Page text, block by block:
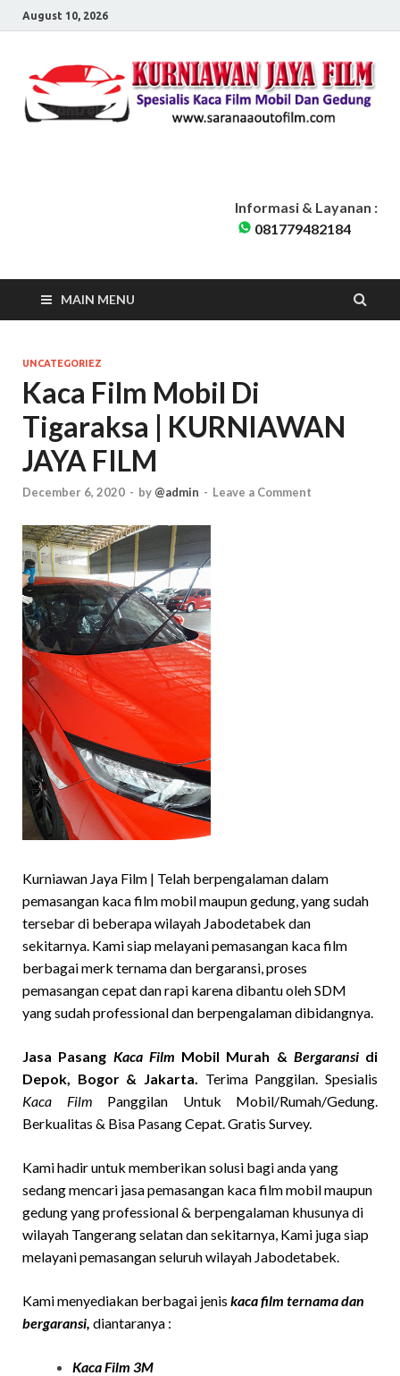
August 10, 2026
Informasi & Layanan :
081779482184
MAIN MENU
UNCATEGORIEZ
Kaca Film Mobil Di
Tigaraksa | KURNIAWAN
JAYA FILM
December 6, 2020 - by @admin - Leave a Comment
Kurniawan Jaya Film | Telah berpengalaman dalam
pemasangan kaca film mobil maupun gedung, yang sudah
tersebar di beberapa wilayah Jabodetabek dan
sekitarnya. Kami siap melayani pemasangan kaca film
berbagai merk ternama dan bergaransi, proses
pemasangan cepat dan rapi karena dibantu oleh SDM
yang sudah professional dan berpengalaman dibidangnya.
Jasa Pasang Kaca Film Mobil Murah & Bergaransidi
Depok, Bogor & Jakarta. Terima Panggilan. Spesialis
Kaca Film Panggilan Untuk Mobil/Rumah/Gedung.
Berkualitas & Bisa Pasang Cepat. Gratis Survey.
Kami hadir untuk memberikan solusi bagi anda yang
sedang mencari jasa pemasangan kaca film mobil maupun
gedung yang professional & berpengalaman khusunya di
wilayah Tangerang selatan dan sekitarnya, Kami juga siap
melayani pemasangan seluruh wilayah Jabodetabek.
Kami menyediakan berbagai jenis kaca film ternama dan
bergaransi, diantaranya :
Kaca Film 3M